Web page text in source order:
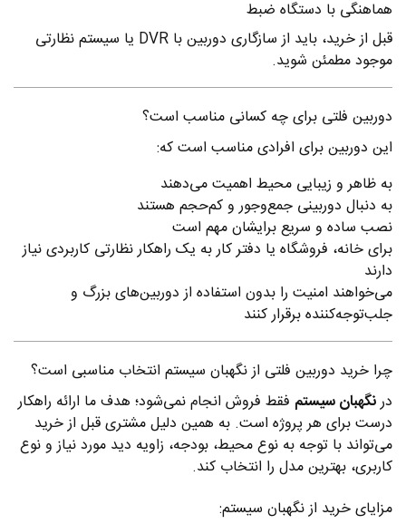
هماهنگی با دستگاه ضبط
قبل از خرید، باید از سازگاری دوربین با DVR یا سیستم نظارتی
موجود مطمئن شوید.
دوربین فلتی برای چه کسانی مناسب است؟
این دوربین برای افرادی مناسب است که:
به ظاهر و زیبایی محیط اهمیت می‌دهند
به دنبال دوربینی جمع‌وجور و کم‌حجم هستند
نصب ساده و سریع برایشان مهم است
برای خانه، فروشگاه یا دفتر کار به یک راهکار نظارتی کاربردی نیاز
دارند
می‌خواهند امنیت را بدون استفاده از دوربین‌های بزرگ و
جلب‌توجه‌کننده برقرار کنند
چرا خرید دوربین فلتی از نگهبان سیستم انتخاب مناسبی است؟
درنگهبان سیستم فقط فروش انجام نمی‌شود؛ هدف ما ارائه راهکار
درست برای هر پروژه است. به همین دلیل مشتری قبل از خرید
می‌تواند با توجه به نوع محیط، بودجه، زاویه دید مورد نیاز و نوع
کاربری، بهترین مدل را انتخاب کند.
مزایای خرید از نگهبان سیستم: